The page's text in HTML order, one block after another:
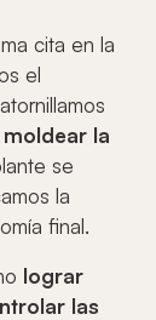
cita en la
el
moldear la
se
la
final.
lograr
las